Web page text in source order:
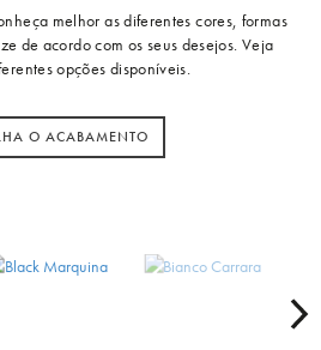
melhor as diferentes cores, formas
de acordo com os seus desejos. Veja
opções disponíveis.
O ACABAMENTO